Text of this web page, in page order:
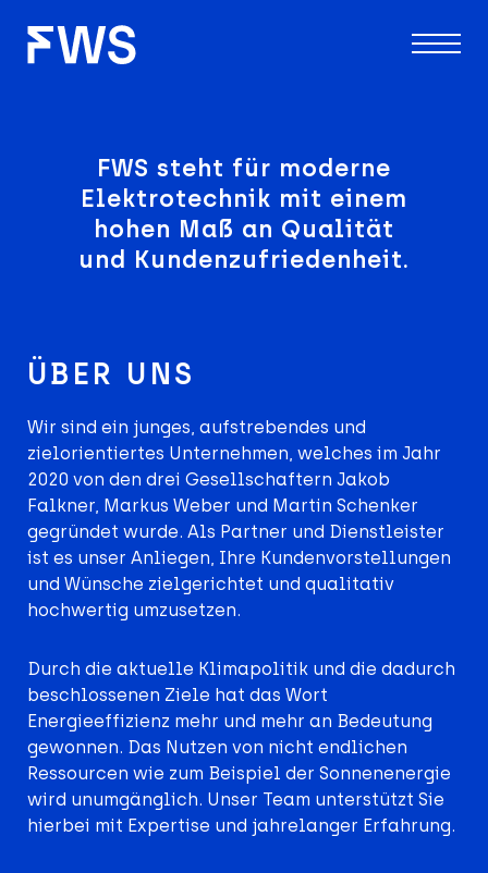
FWS steht für moderne
Elektrotechnik mit einem
hohen Maß an Qualität
und Kundenzufriedenheit.
ÜBER UNS
Wir sind ein junges, aufstrebendes und
zielorientiertes Unternehmen, welches im Jahr
2020 von den drei Gesellschaftern Jakob
Falkner, Markus Weber und Martin Schenker
gegründet wurde. Als Partner und Dienstleister
ist es unser Anliegen, Ihre Kundenvorstellungen
und Wünsche zielgerichtet und qualitativ
hochwertig umzusetzen.
Durch die aktuelle Klimapolitik und die dadurch
beschlossenen Ziele hat das Wort
Energieeffizienz mehr und mehr an Bedeutung
gewonnen. Das Nutzen von nicht endlichen
Ressourcen wie zum Beispiel der Sonnenenergie
wird unumgänglich. Unser Team unterstützt Sie
hierbei mit Expertise und jahrelanger Erfahrung.